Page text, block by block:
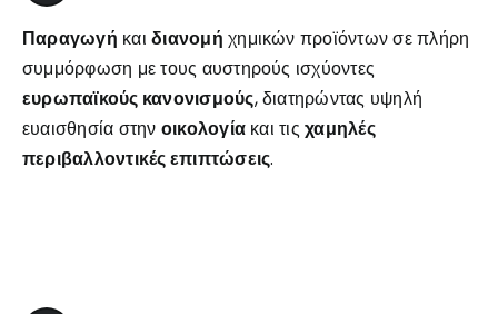
Παραγωγή καιδιανομή χημικών προϊόντων σε πλήρη
συμμόρφωση με τους αυστηρούς ισχύοντες
ευρωπαϊκούς κανονισμούς, διατηρώντας υψηλή
ευαισθησία στην οικολογία και τιςχαμηλές
περιβαλλοντικές επιπτώσεις.